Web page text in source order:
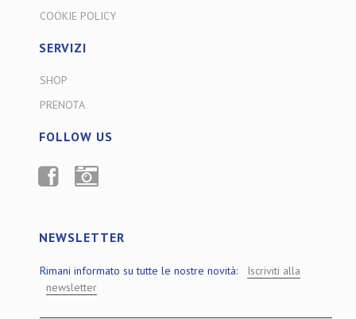
COOKIE POLICY
SERVIZI
SHOP
PRENOTA
FOLLOW US
FACEBOOK
NEWSLETTER
Rimani informato su tutte le nostre novità:
Iscriviti alla
newsletter